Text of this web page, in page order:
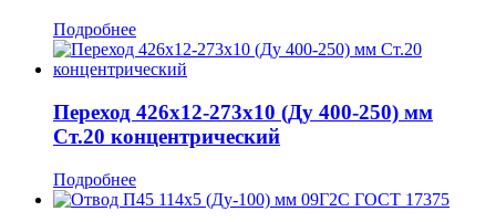
Подробнее
Переход 426x12-273x10 (Ду 400-250) мм
Ст.20 концентрический
Подробнее